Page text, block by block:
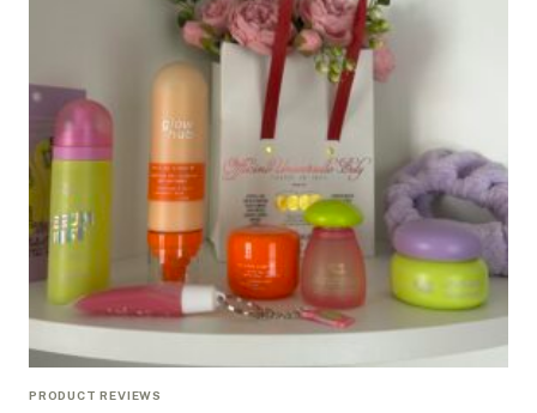
PRODUCT REVIEWS